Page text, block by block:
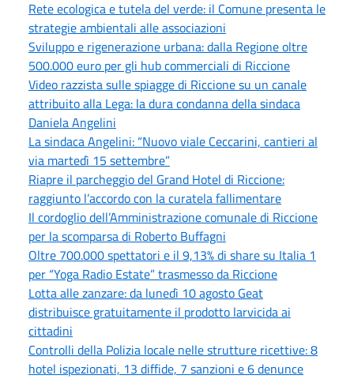
Rete ecologica e tutela del verde: il Comune presenta le
strategie ambientali alle associazioni
Sviluppo e rigenerazione urbana: dalla Regione oltre
500.000 euro per gli hub commerciali di Riccione
Video razzista sulle spiagge di Riccione su un canale
attribuito alla Lega: la dura condanna della sindaca
Daniela Angelini
La sindaca Angelini: “Nuovo viale Ceccarini, cantieri al
via martedì 15 settembre”
Riapre il parcheggio del Grand Hotel di Riccione:
raggiunto l’accordo con la curatela fallimentare
Il cordoglio dell’Amministrazione comunale di Riccione
per la scomparsa di Roberto Buffagni
Oltre 700.000 spettatori e il 9,13% di share su Italia 1
per “Yoga Radio Estate” trasmesso da Riccione
Lotta alle zanzare: da lunedì 10 agosto Geat
distribuisce gratuitamente il prodotto larvicida ai
cittadini
Controlli della Polizia locale nelle strutture ricettive: 8
hotel ispezionati, 13 diffide, 7 sanzioni e 6 denunce